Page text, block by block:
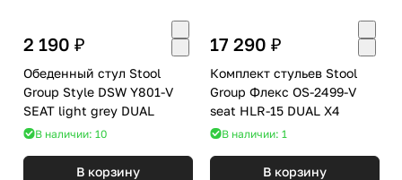
2 190 ₽
Обеденный стул Stool
Group Style DSW Y801-V
SEAT light grey DUAL
В наличии: 10
В корзину
17 290 ₽
Комплект стульев Stool
Group Флекс OS-2499-V
seat HLR-15 DUAL X4
В наличии: 1
В корзину